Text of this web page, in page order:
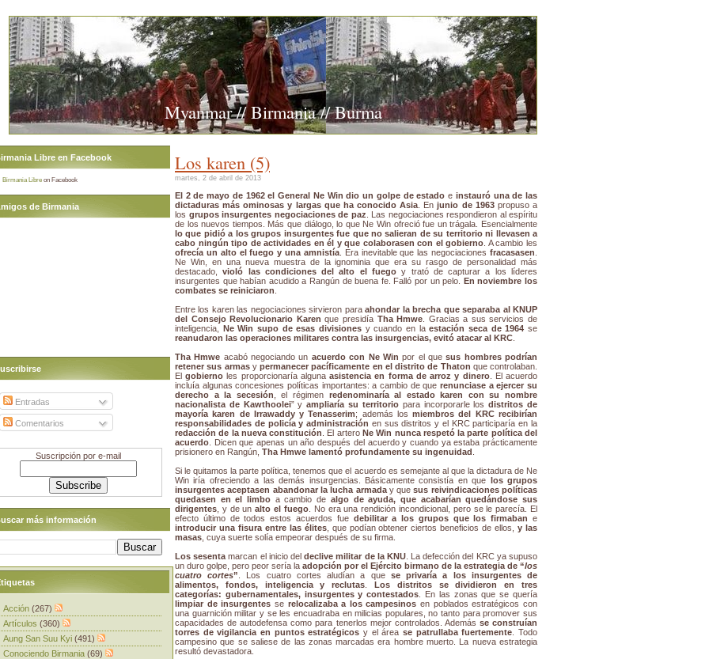
Myanmar // Birmania // Burma
Los karen (5)
martes, 2 de abril de 2013
El 2 de mayo de 1962 el General Ne Win dio un golpe de estado e instauró una de las
dictaduras más ominosas y largas que ha conocido Asia . Enjunio de 1963propuso a
los grupos insurgentes negociaciones de paz . Las negociaciones respondieron al espíritu
de los nuevos tiempos. Más que diálogo, lo que Ne Win ofreció fue un trágala. Esencialmente
lo que pidió a los grupos insurgentes fue que no salieran de su territorio ni llevasen a
cabo ningún tipo de actividades en él y que colaborasen con el gobierno . A cambio les
ofrecía un alto el fuego y una amnistía. Era inevitable que las negociacionesfracasasen
Ne Win, en una nueva muestra de la ignominia que era su rasgo de personalidad más
destacado,violó las condiciones del alto el fuego y trató de capturar a los líderes
insurgentes que habían acudido a Rangún de buena fe. Falló por un pelo. En noviembre los
combates se reiniciaron
Entre los karen las negociaciones sirvieron paraahondar la brecha que separaba al KNUP
del Consejo Revolucionario Karen que presidía Tha Hmwe . Gracias a sus servicios de
inteligencia, Ne Win supo de esas divisiones y cuando en laestación seca de 1964 se
reanudaron las operaciones militares contra las insurgencias, evitó atacar al KRC
Tha Hmwe acabó negociando un acuerdo con Ne Win por el quesus hombres podrían
retener sus armasy permanecer pacíficamente en el distrito de Thaton que controlaban.
Elgobierno les proporcionaría algunaasistencia en forma de arroz y dinero. El acuerdo
incluía algunas concesiones políticas importantes: a cambio de que renunciase a ejercer su
derecho a la secesión , el régimen redenominaría al estado karen con su nombre
nacionalista de Kawthoolei” yampliaría su territoriopara incorporarle losdistritos de
mayoría karen de Irrawaddy y Tenasserim; además losmiembros del KRC recibirían
responsabilidades de policía y administración en sus distritos y el KRC participaría en la
redacción de la nueva constitución . El arteroNe Win nunca respetó la parte política del
acuerdo . Dicen que apenas un año después del acuerdo y cuando ya estaba prácticamente
prisionero en Rangún, Tha Hmwe lamentó profundamente su ingenuidad
Si le quitamos la parte política, tenemos que el acuerdo es semejante al que la dictadura de Ne
Win iría ofreciendo a las demás insurgencias. Básicamente consistía en que los grupos
insurgentes aceptasen abandonar la lucha armaday quesus reivindicaciones políticas
quedasen en el limbo a cambio de algo de ayuda, que acabarían quedándose sus
dirigentes , y de unalto el fuego. No era una rendición incondicional, pero se le parecía. El
efecto último de todos estos acuerdos fue debilitar a los grupos que los firmaban e
introducir una fisura entre las élites, que podían obtener ciertos beneficios de ellos,y las
masas , cuya suerte solía empeorar después de su firma.
Los sesenta marcan el inicio deldeclive militar de la KNU. La defección del KRC ya supuso
un duro golpe, pero peor sería la adopción por el Ejército birmano de la estrategia de “los
cuatro cortes” . Los cuatro cortes aludían a que se privaría a los insurgentes de
alimentos, fondos, inteligencia y reclutas .Los distritos se dividieron en tres
categorías: gubernamentales, insurgentes y contestados . En las zonas que se quería
limpiar de insurgentes se relocalizaba a los campesinos en poblados estratégicos con
una guarnición militar y se les encuadraba en milicias populares, no tanto para promover sus
capacidades de autodefensa como para tenerlos mejor controlados. Además se construían
torres de vigilancia en puntos estratégicos y el árease patrullaba fuertemente . Todo
campesino que se saliese de las zonas marcadas era hombre muerto. La nueva estrategia
resultó devastadora.
Libre en Facebook
Birmania Libre on Facebook
de Birmania
Entradas
Comentarios
Suscripción por e-mail
más información
Acción (267)
Artículos (360)
Aung San Suu Kyi (491)
Conociendo Birmania (69)